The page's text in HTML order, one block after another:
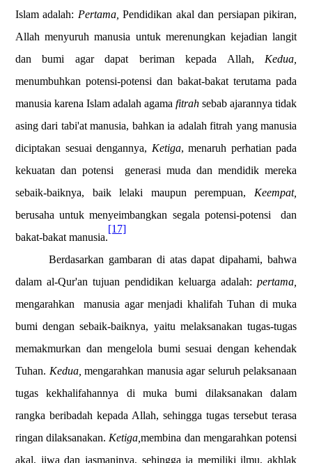
Islam adalah: Pertama, Pendidikan akal dan persiapan pikiran,
Allah menyuruh manusia untuk merenungkan kejadian langit
dan bumi agar dapat beriman kepada Allah, Kedua,
menumbuhkan potensi-potensi dan bakat-bakat terutama pada
manusia karena Islam adalah agama fitrah sebab ajarannya tidak
asing dari tabi'at manusia, bahkan ia adalah fitrah yang manusia
diciptakan sesuai dengannya, Ketiga, menaruh perhatian pada
kekuatan dan potensi
generasi muda dan mendidik mereka
sebaik-baiknya, baik lelaki maupun perempuan, Keempat,
berusaha untuk menyeimbangkan segala potensi-potensi
dan
bakat-bakat manusia.
[17]
Berdasarkan gambaran di atas dapat dipahami, bahwa
dalam al-Qur'an tujuan pendidikan keluarga adalah: pertama,
mengarahkan
manusia agar menjadi khalifah Tuhan di muka
bumi dengan sebaik-baiknya, yaitu melaksanakan tugas-tugas
memakmurkan dan mengelola bumi sesuai dengan kehendak
Tuhan. Kedua, mengarahkan manusia agar seluruh pelaksanaan
tugas kekhalifahannya di muka bumi dilaksanakan dalam
rangka beribadah kepada Allah, sehingga tugas tersebut terasa
ringan dilaksanakan. Ketiga,membina dan mengarahkan potensi
akal, jiwa dan jasmaninya, sehingga ia memiliki ilmu, akhlak